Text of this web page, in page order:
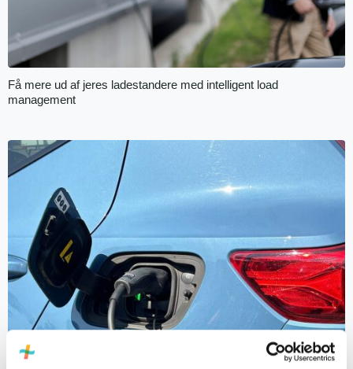
Få mere ud af jeres ladestandere med intelligent load
management